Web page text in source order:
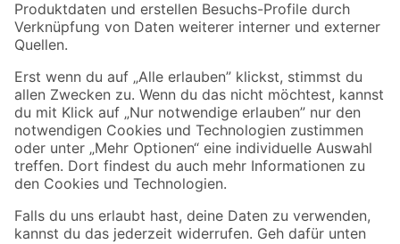
Sicher einkaufen
Jetzt die toom-App herunterladen
Alle Preisangaben in EUR inkl. gesetzl. MwSt.. Die dargestellten Angebote sind unter